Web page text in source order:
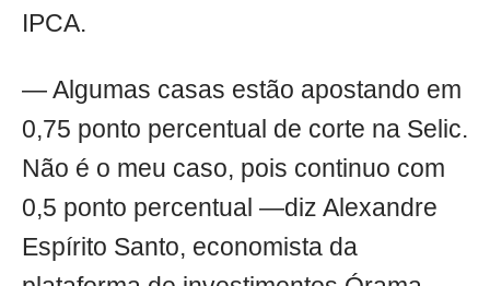
IPCA.
— Algumas casas estão apostando em
0,75 ponto percentual de corte na Selic.
Não é o meu caso, pois continuo com
0,5 ponto percentual —diz Alexandre
Espírito Santo, economista da